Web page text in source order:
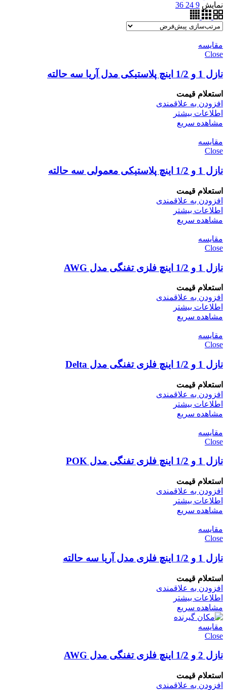
نمایش 9
24
36
مقایسه
Close
نازل 1 و 1/2 اینچ پلاستیکی مدل آریا سه حالته
استعلام قیمت
افزودن به علاقمندی
اطلاعات بیشتر
مشاهده سریع
مقایسه
Close
نازل 1 و 1/2 اینچ پلاستیکی معمولی سه حالته
استعلام قیمت
افزودن به علاقمندی
اطلاعات بیشتر
مشاهده سریع
مقایسه
Close
نازل 1 و 1/2 اینچ فلزی تفنگی مدل AWG
استعلام قیمت
افزودن به علاقمندی
اطلاعات بیشتر
مشاهده سریع
مقایسه
Close
نازل 1 و 1/2 اینچ فلزی تفنگی مدل Delta
استعلام قیمت
افزودن به علاقمندی
اطلاعات بیشتر
مشاهده سریع
مقایسه
Close
نازل 1 و 1/2 اینچ فلزی تفنگی مدل POK
استعلام قیمت
افزودن به علاقمندی
اطلاعات بیشتر
مشاهده سریع
مقایسه
Close
نازل 1 و 1/2 اینچ فلزی مدل آریا سه حالته
استعلام قیمت
افزودن به علاقمندی
اطلاعات بیشتر
مشاهده سریع
مقایسه
Close
نازل 2 و 1/2 اینچ فلزی تفنگی مدل AWG
استعلام قیمت
افزودن به علاقمندی